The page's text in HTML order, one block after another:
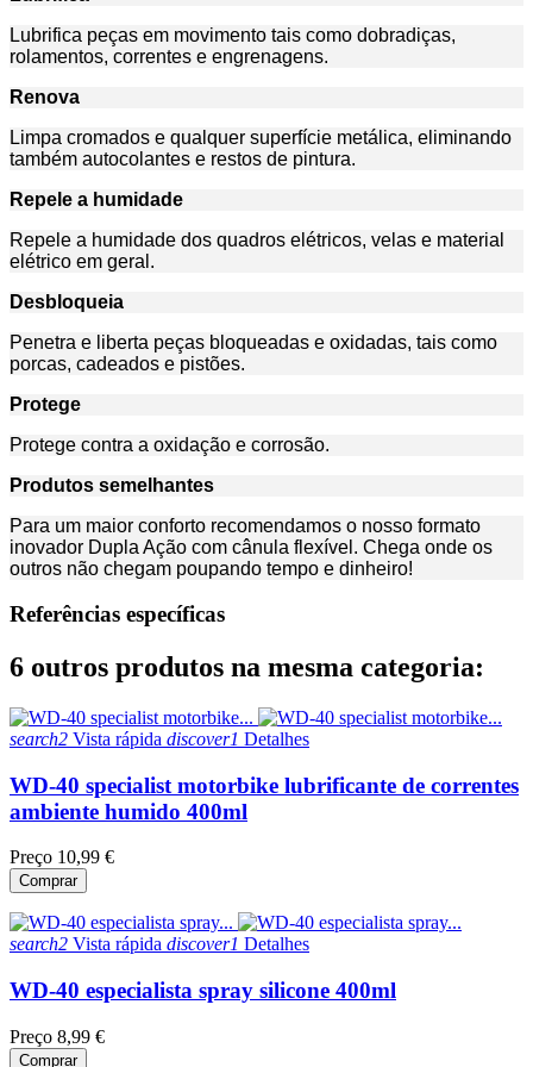
Lubrifica peças em movimento tais como dobradiças,
rolamentos, correntes e engrenagens.
Renova
Limpa cromados e qualquer superfície metálica, eliminando
também autocolantes e restos de pintura.
Repele a humidade
Repele a humidade dos quadros elétricos, velas e material
elétrico em geral.
Desbloqueia
Penetra e liberta peças bloqueadas e oxidadas, tais como
porcas, cadeados e pistões.
Protege
Protege contra a oxidação e corrosão.
Produtos semelhantes
Para um maior conforto recomendamos o nosso formato
inovador Dupla Ação com cânula flexível. Chega onde os
outros não chegam poupando tempo e dinheiro!
Referências específicas
6 outros produtos na mesma categoria:
search2 Vista rápida discover1 Detalhes
WD-40 specialist motorbike lubrificante de correntes
ambiente humido 400ml
Preço 10,99 €
Comprar
search2 Vista rápida discover1 Detalhes
WD-40 especialista spray silicone 400ml
Preço 8,99 €
Comprar